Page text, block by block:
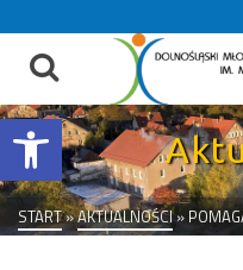
Otwórz pasek narzędzi
treści
START»AKTUALNOŚCI»